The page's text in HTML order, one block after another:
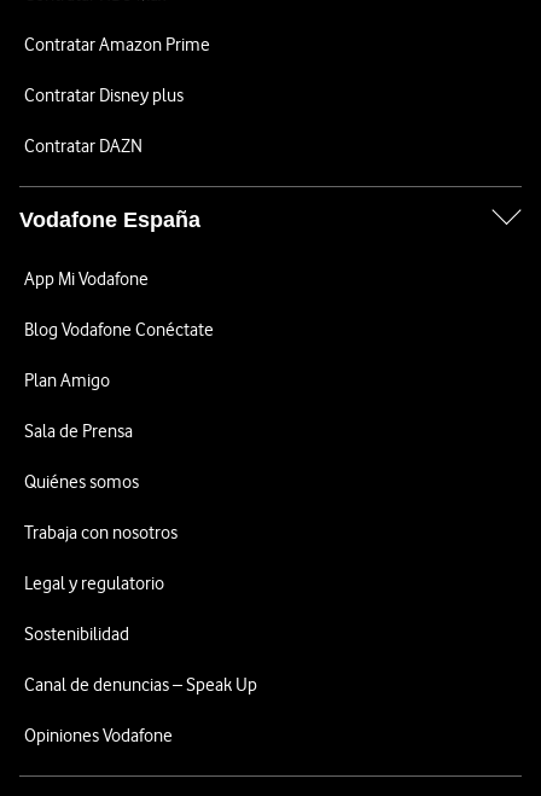
Contratar Amazon Prime
Contratar Disney plus
Contratar DAZN
Vodafone España
App Mi Vodafone
Blog Vodafone Conéctate
Plan Amigo
Sala de Prensa
Quiénes somos
Trabaja con nosotros
Legal y regulatorio
Sostenibilidad
Canal de denuncias – Speak Up
Opiniones Vodafone